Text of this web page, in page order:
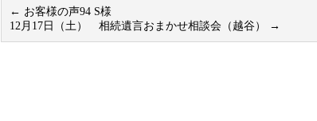
← お客様の声94 S様
12月17日（土） 相続遺言おまかせ相談会（越谷）
→